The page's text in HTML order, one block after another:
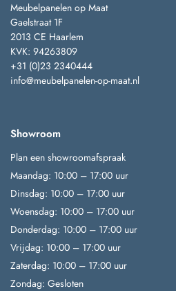
Meubelpanelen op Maat
Gaelstraat 1F
2013 CE Haarlem
KVK: 94263809
+31 (0)23 2340444
info@meubelpanelen-op-maat.nl
Showroom
Plan een showroomafspraak
Maandag: 10:00 – 17:00 uur
Dinsdag: 10:00 – 17:00 uur
Woensdag: 10:00 – 17:00 uur
Donderdag: 10:00 – 17:00 uur
Vrijdag: 10:00 – 17:00 uur
Zaterdag: 10:00 – 17:00 uur
Zondag: Gesloten